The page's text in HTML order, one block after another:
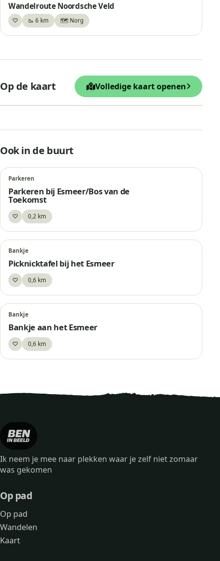
Wandelroute Noordsche Veld
♡Bewaar🥾 6 km 🗺️ Norg
Op de kaart Volledige kaart openen
“Bos van de Toekomst” Huis Ter
−
Ook in de buurt
Parkeren
Parkeren bij Esmeer/Bos van de
Toekomst
♡Bewaar0,2 km
Bankje
Picknicktafel bij het Esmeer
♡Bewaar0,6 km
Bankje
Bankje aan het Esmeer
♡Bewaar0,6 km
Ik neem je mee naar plekken waar je zelf niet zomaar
was gekomen
Op pad
Op pad
Wandelen
Kaart